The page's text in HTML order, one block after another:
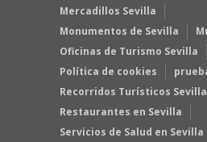
Mercadillos Sevilla
Monumentos de Sevilla
Oficinas de Turismo Sevilla
Política de cookies
Recorridos Turísticos Sevilla
Restaurantes en Sevilla
Servicios de Salud en Sevilla